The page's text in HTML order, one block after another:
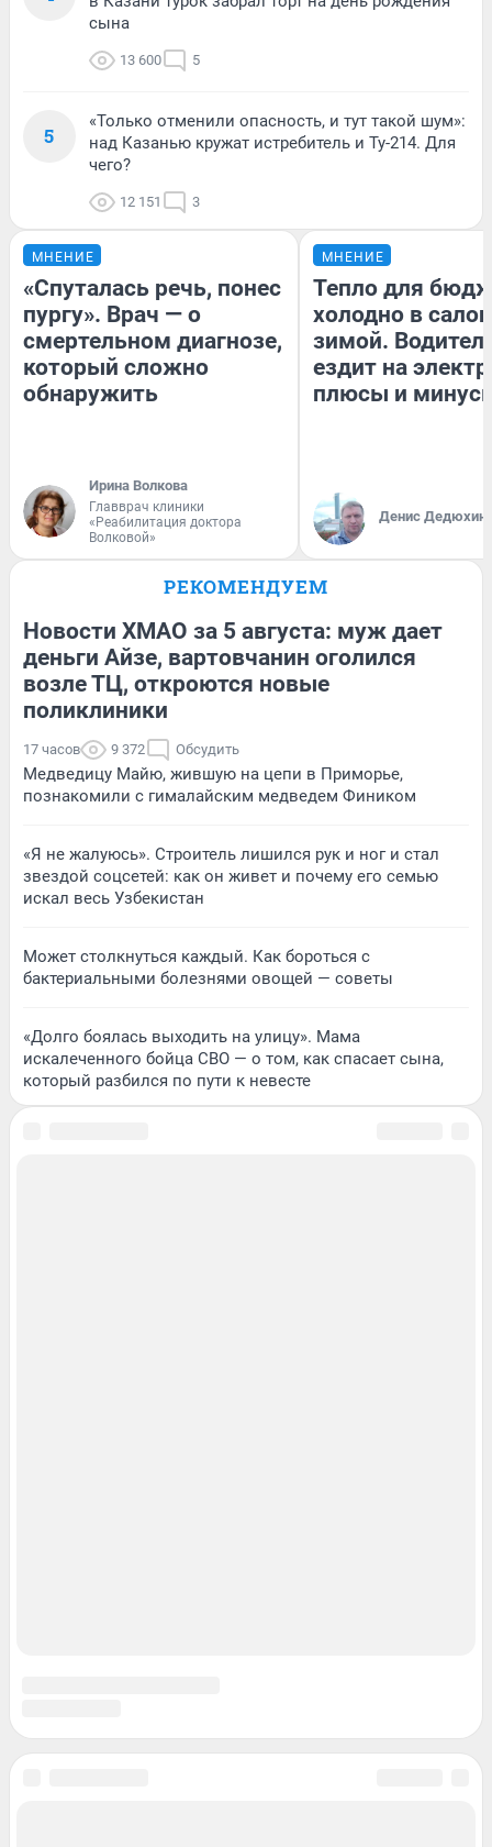
сына
13 600 5
5
«Только отменили опасность, и тут такой шум»:
над Казанью кружат истребитель и Ту-214. Для
чего?
12 151 3
МНЕНИЕ
«Спуталась речь, понес
пургу». Врач — о
смертельном диагнозе,
который сложно
обнаружить
Ирина Волкова
Главврач клиники
«Реабилитация доктора
Волковой»
МНЕНИЕ
Тепло для
холодно в
зимой.
ездит на
плюсы и
Денис Дедюхин
РЕКОМЕНДУЕМ
Новости ХМАО за 5 августа: муж дает
деньги Айзе, вартовчанин оголился
возле ТЦ, откроются новые
поликлиники
17 часов 9 372 Обсудить
Медведицу Майю, жившую на цепи в Приморье,
познакомили с гималайским медведем Фиником
«Я не жалуюсь». Строитель лишился рук и ног и стал
звездой соцсетей: как он живет и почему его семью
искал весь Узбекистан
Может столкнуться каждый. Как бороться с
бактериальными болезнями овощей — советы
«Долго боялась выходить на улицу». Мама
искалеченного бойца СВО — о том, как спасает сына,
который разбился по пути к невесте